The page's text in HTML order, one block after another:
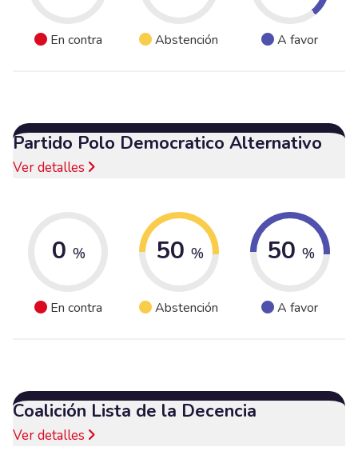
En contra Abstención A favor
Partido Polo Democratico Alternativo
Ver detalles
0 %
En contra
50 %
Abstención
50 %
A favor
Coalición Lista de la Decencia
Ver detalles